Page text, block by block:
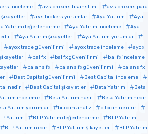
inceleme avs brokers lisanslı mı
avs brokers para
şikayetler avs brokers yorumlar Aya Yatırım
Aya
Yatırım değerlendirme Aya Yatırım inceleme
Aya
Aya Yatırım şikayetler
Aya Yatırım yorumlar
ayox trade güvenilir mi ayox trade inceleme
ayox
bal fx bal fx güvenilir mi
bal fx inceleme
balans fx balans fx güvenilir mi
balans fx
Best Capital güvenilir mi
Best Capital inceleme
nedir Best Capital şikayetler Beta Yatırım
Beta
inceleme Beta Yatırım nasıl
Beta Yatırım nedir
Yatırım yorumlar bitcoin analiz
bitcoin ne olur
Yatırım BLP Yatırım değerlendirme
BLP Yatırım
BLP Yatırım nedir BLP Yatırım şikayetler
BLP Yatırım